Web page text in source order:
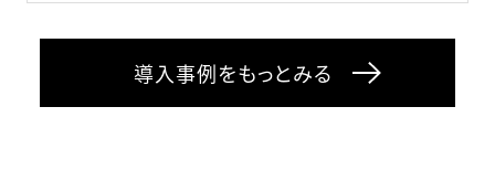
導入事例をもっとみる